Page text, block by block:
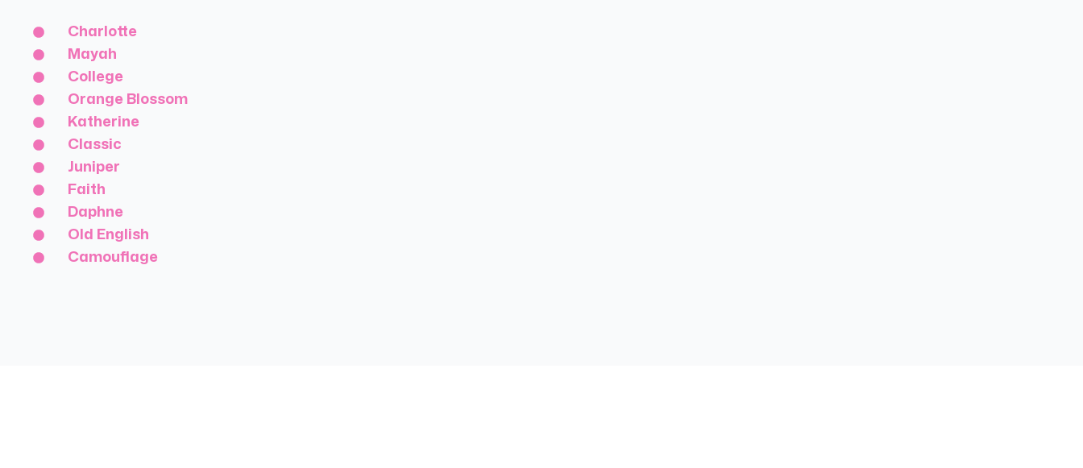
Charlotte
Mayah
College
Orange Blossom
Katherine
Classic
Juniper
Faith
Daphne
Old English
Camouflage